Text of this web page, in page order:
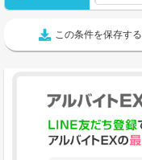
この条件を保存する